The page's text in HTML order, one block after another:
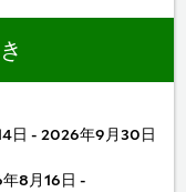
日 - 2026年9月30日
8月16日 -